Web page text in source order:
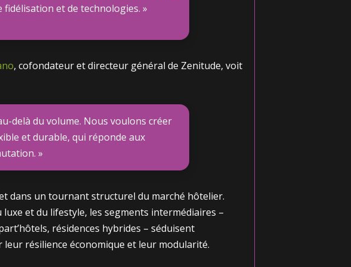
et de technologies. »
, cofondateur et directeur général de Zenitude, voit
delà du volume. Nous voulons créer
et durable, qui réponde aux
»
dans un tournant structurel du marché hôtelier.
luxe et du lifestyle, les segments intermédiaires –
résidences hybrides – séduisent
résilience économique et leur modularité.